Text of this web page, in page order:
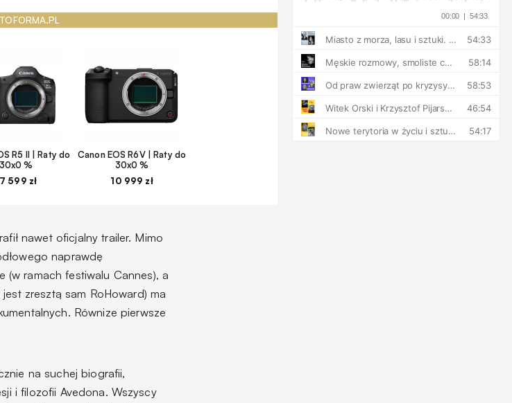
R5 II | Raty do
30x0 %
599 zł
Canon EOS R6V | Raty do
30x0 %
10 999 zł
nawet oficjalny trailer. Mimo
naprawdę
(w ramach festiwalu Cannes), a
zresztą sam RoHoward) ma
Równize pierwsze
na suchej biografii,
i filozofii Avedona. Wszyscy